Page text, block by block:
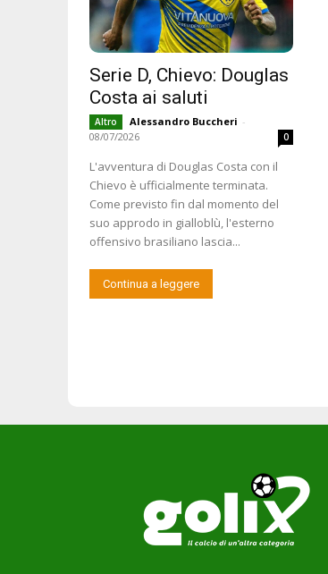
Serie D, Chievo: Douglas
Costa ai saluti
Altro Alessandro Buccheri -
08/07/2026
0
L'avventura di Douglas Costa con il
Chievo è ufficialmente terminata.
Come previsto fin dal momento del
suo approdo in gialloblù, l'esterno
offensivo brasiliano lascia...
Continua a leggere